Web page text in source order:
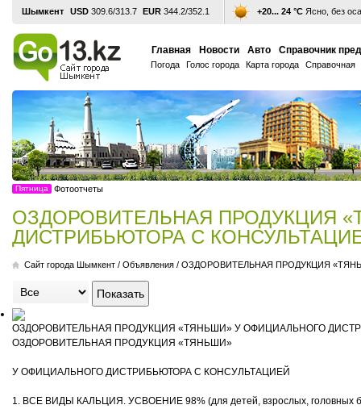
Шымкент USD 309.6/313.7 EUR 344.2/352.1 +20... 24 °С Ясно, без
Главная Новости Авто Справочник
Погода Голос города Карта города Справочная
Пятница Фотоотчеты
ОЗДОРОВИТЕЛЬНАЯ ПРОДУКЦИЯ
ДИСТРИБЬЮТОРА C
Cайт города Шымкент / Объявления / ОЗДОРОВИТЕЛЬНАЯ ПРОДУКЦИЯ
ОЗДОРОВИТЕЛЬНАЯ ПРОДУКЦИЯ «ТЯНЬШИ» У ОФИЦИАЛЬНОГО
ОЗДОРОВИТЕЛЬНАЯ ПРОДУКЦИЯ «ТЯНЬШИ»
У ОФИЦИАЛЬНОГО ДИСТРИБЬЮТОРА C КОНСУЛЬТАЦИЕЙ
1. ВСЕ ВИДЫ КАЛЬЦИЯ. УСВОЕНИЕ 98% (для детей, взрослых, головных